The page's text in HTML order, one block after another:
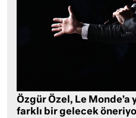
Özgür Özel, Le Monde’a
farklı bir gelecek